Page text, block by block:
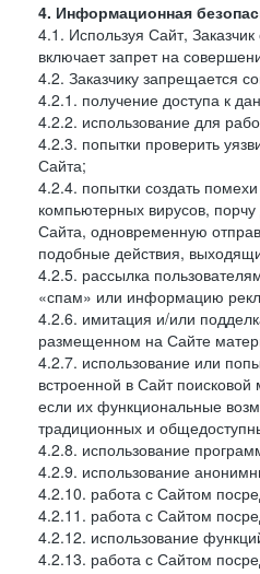
4. Информационная
4.1. Используя Сайт,
включает запрет на
4.2. Заказчику запрещается
4.2.1. получение доступа к
4.2.2. использование для
4.2.3. попытки проверить
Сайта;
4.2.4. попытки создать
компьютерных вирусов,
Сайта, одновременную
подобные действия,
4.2.5. рассылка
«спам» или информацию
4.2.6. имитация и/или
размещенном на Сайте
4.2.7. использование или
встроенной в Сайт
если их функциональные
традиционных и
4.2.8. использование
4.2.9. использование
4.2.10. работа с Сайтом
4.2.11. работа с Сайтом
4.2.12. использование
4.2.13. работа с Сайтом